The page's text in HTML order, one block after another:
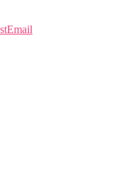
Email